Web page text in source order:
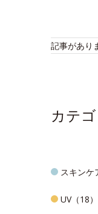
記事があり
カテ
スキンケ
UV（18）